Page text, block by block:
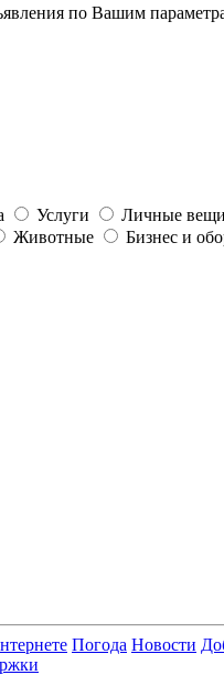
по Вашим
Услуги Личные вещи
Животные
Бизнес и
Погода Новости